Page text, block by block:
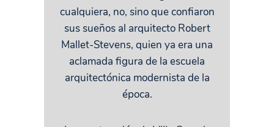
cualquiera, no, sino que confiaron
sus sueños al arquitecto Robert
Mallet-Stevens, quien ya era una
aclamada figura de la escuela
arquitectónica modernista de la
época.